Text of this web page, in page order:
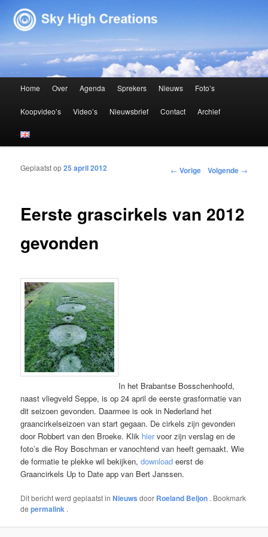
Sky High Creations
Spring naar de primaire inhoud
Spring naar de secundaire inhoud
Home Over Agenda Sprekers Nieuws Foto’s
Koopvideo’s Video’s Nieuwsbrief Contact Archief
Bericht navigatie ← Vorige Volgende →
Eerste grascirkels van 2012
gevonden
Geplaatst op25 april 2012
In het Brabantse Bosschenhoofd,
naast vliegveld Seppe, is op 24 april de eerste grasformatie van
dit seizoen gevonden. Daarmee is ook in Nederland het
graancirkelseizoen van start gegaan. De cirkels zijn gevonden
door Robbert van den Broeke. Klik hiervoor zijn verslag en de
foto’s die Roy Boschman er vanochtend van heeft gemaakt. Wie
de formatie te plekke wil bekijken,download eerst de
Graancirkels Up to Date app van Bert Janssen.
Dit bericht werd geplaatst inNieuws door Roeland Beljon . Bookmark
depermalink .